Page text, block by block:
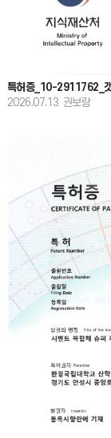
특허증_10-2911762_
2026.07.13 권보람